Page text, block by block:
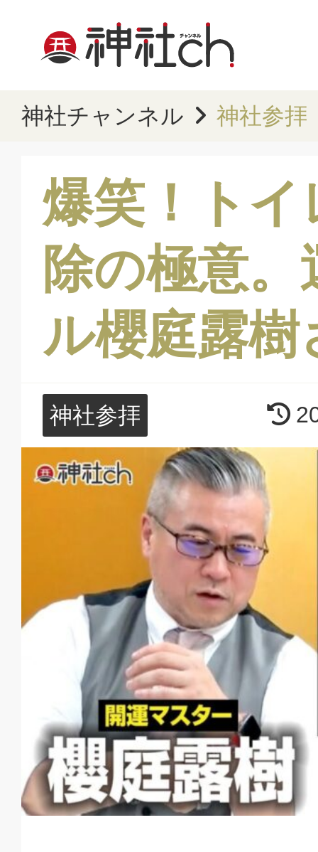
神社チャンネル 神社参拝
爆笑！ト
除の極意
ル櫻庭露樹
神社参拝